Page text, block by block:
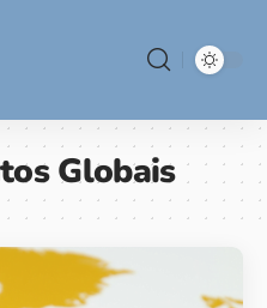
Globais